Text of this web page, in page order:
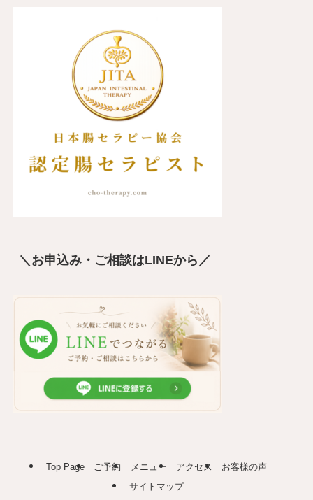
＼お申込み・ご相談はLINEから／
Top Page ご予約 メニュー アクセス
お客様の声
サイトマップ